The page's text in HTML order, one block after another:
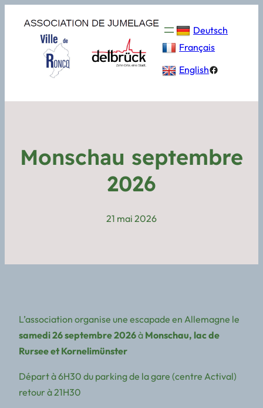
Deutsch
Français
EnglishFacebook
Monschau septembre
2026
21 mai 2026
L’association organise une escapade en Allemagne le
samedi 26 septembre 2026à Monschau, lac de
Rursee et Kornelimünster
Départ à 6H30 du parking de la gare (centre Actival)
retour à 21H30